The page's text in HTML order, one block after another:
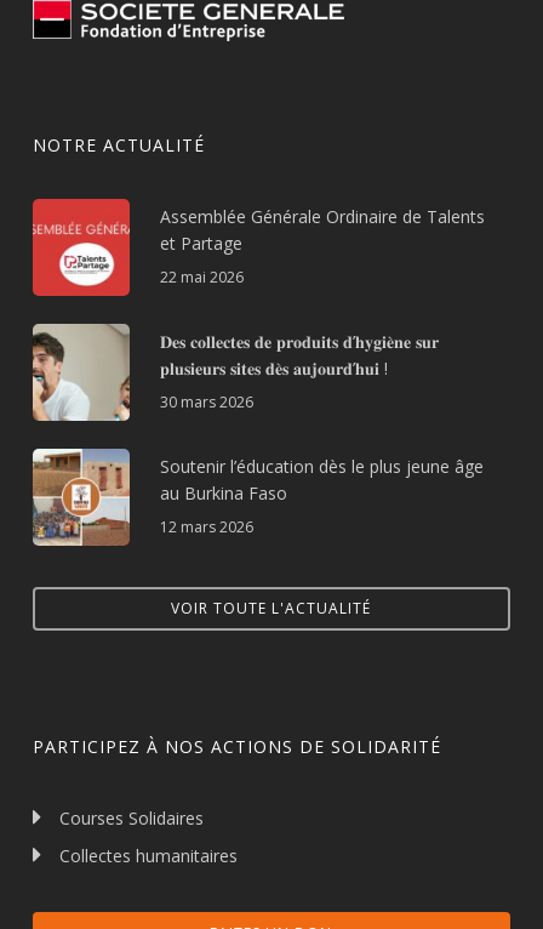
NOTRE ACTUALITÉ
Assemblée Générale Ordinaire de Talents
et Partage
22 mai 2026
𝐃𝐞𝐬 𝐜𝐨𝐥𝐥𝐞𝐜𝐭𝐞𝐬 𝐝𝐞 𝐩𝐫𝐨𝐝𝐮𝐢𝐭𝐬 𝐝’𝐡𝐲𝐠𝐢𝐞̀𝐧𝐞 𝐬𝐮𝐫
𝐩𝐥𝐮𝐬𝐢𝐞𝐮𝐫𝐬 𝐬𝐢𝐭𝐞𝐬 𝐝𝐞̀𝐬 𝐚𝐮𝐣𝐨𝐮𝐫𝐝’𝐡𝐮𝐢 !
30 mars 2026
Soutenir l’éducation dès le plus jeune âge
au Burkina Faso
12 mars 2026
VOIR TOUTE L'ACTUALITÉ
PARTICIPEZ À NOS ACTIONS DE SOLIDARITÉ
Courses Solidaires
Collectes humanitaires